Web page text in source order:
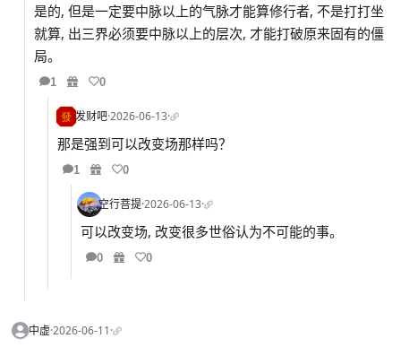
是的, 但是一定要中脉以上的气脉才能算修行者, 不是打打坐
就算, 出三界必须要中脉以上的层次, 才能打破原来固有的僵
局。
1 0
发财吧·2026-06-13·
那是强到可以改变场那样吗？
1 0
空行菩提·2026-06-13·
可以改变场, 改变很多世俗认为不可能的事。
0 0
中虚·2026-06-11·